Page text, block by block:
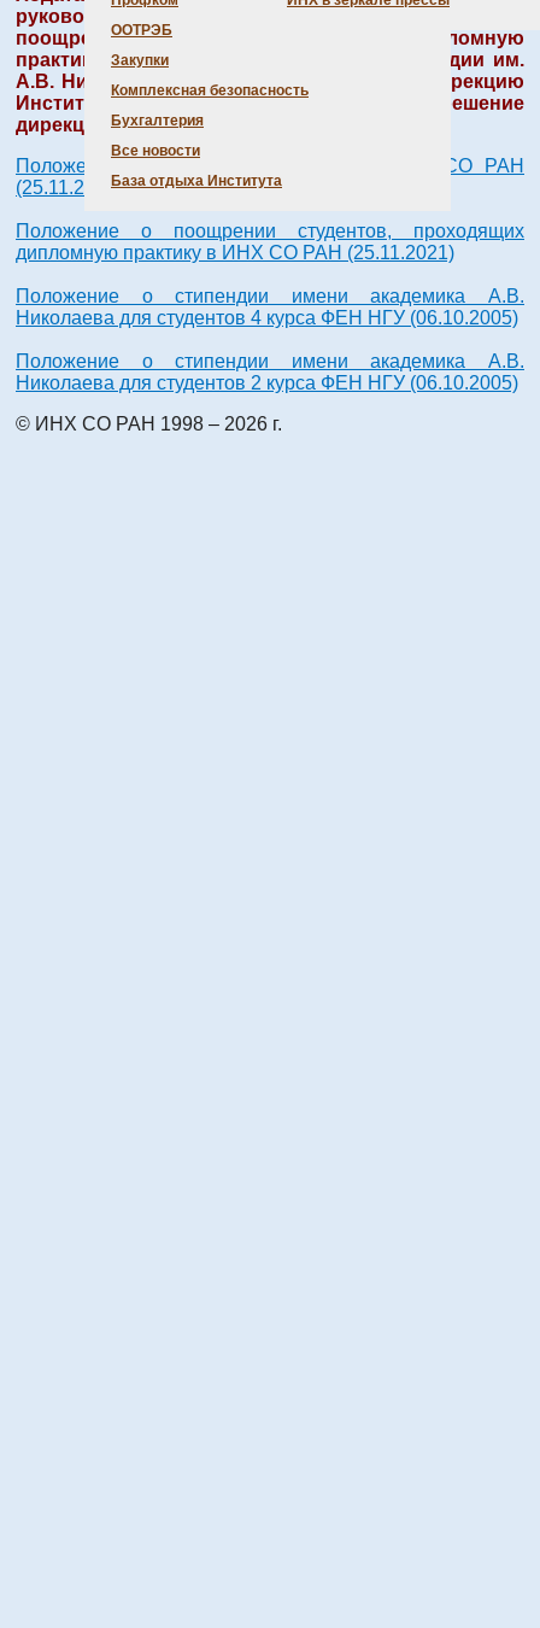
ООТРЭБ
Закупки
Комплексная безопасность
Бухгалтерия
Все новости
База отдыха Института
руководителей дипломников о финансовом
поощрении студентов, проходящих дипломную
практику в ИНХ СО РАН (премии и стипендии им.
А.В. Николаева), должны быть поданы в дирекцию
Института до 15 сентября текущего года (решение
дирекции от 09.02.2021, прот. №. 165).
Положение о поощрении аспирантов ИНХ СО РАН
(25.11.2021)
Положение о поощрении студентов, проходящих
дипломную практику в ИНХ СО РАН (25.11.2021)
Положение о стипендии имени академика А.В.
Николаева для студентов 4 курса ФЕН НГУ (06.10.2005)
Положение о стипендии имени академика А.В.
Николаева для студентов 2 курса ФЕН НГУ (06.10.2005)
© ИНХ СО РАН 1998 – 2026 г.